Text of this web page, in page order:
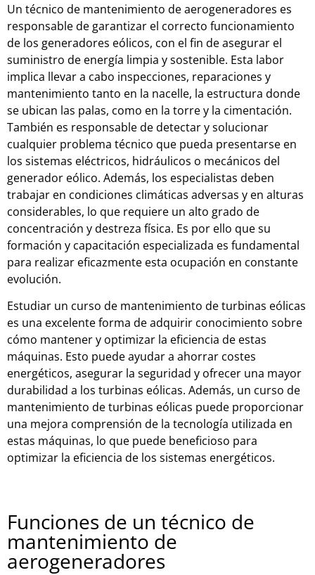
Un técnico de mantenimiento de aerogeneradores es
responsable de garantizar el correcto funcionamiento
de los generadores eólicos, con el fin de asegurar el
suministro de energía limpia y sostenible. Esta labor
implica llevar a cabo inspecciones, reparaciones y
mantenimiento tanto en la nacelle, la estructura donde
se ubican las palas, como en la torre y la cimentación.
También es responsable de detectar y solucionar
cualquier problema técnico que pueda presentarse en
los sistemas eléctricos, hidráulicos o mecánicos del
generador eólico. Además, los especialistas deben
trabajar en condiciones climáticas adversas y en alturas
considerables, lo que requiere un alto grado de
concentración y destreza física. Es por ello que su
formación y capacitación especializada es fundamental
para realizar eficazmente esta ocupación en constante
evolución.
Estudiar un curso de mantenimiento de turbinas eólicas
es una excelente forma de adquirir conocimiento sobre
cómo mantener y optimizar la eficiencia de estas
máquinas. Esto puede ayudar a ahorrar costes
energéticos, asegurar la seguridad y ofrecer una mayor
durabilidad a los turbinas eólicas. Además, un curso de
mantenimiento de turbinas eólicas puede proporcionar
una mejora comprensión de la tecnología utilizada en
estas máquinas, lo que puede beneficioso para
optimizar la eficiencia de los sistemas energéticos.
Funciones de un técnico de
mantenimiento de
aerogeneradores